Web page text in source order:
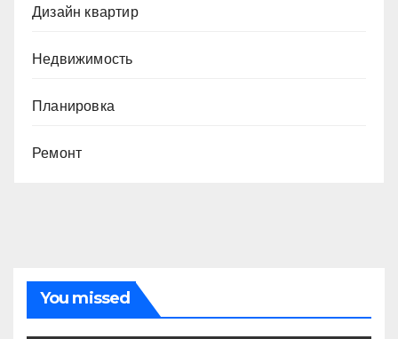
Дизайн квартир
Недвижимость
Планировка
Ремонт
You missed